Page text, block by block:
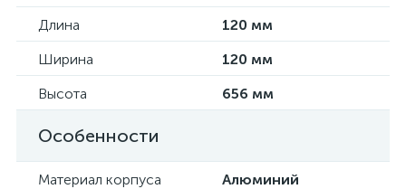
Длина
120 мм
Ширина
120 мм
Высота
656 мм
Особенности
Материал корпуса
Алюминий